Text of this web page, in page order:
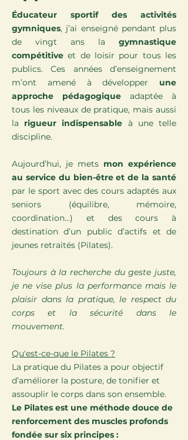
Éducateur sportif des activités
gymniques, j’ai enseigné pendant plus
de vingt ans la gymnastique
compétitive et de loisir pour tous les
publics. Ces années d’enseignement
m’ont amené à développer une
approche pédagogique adaptée à
tous les niveaux de pratique, mais aussi
la rigueur indispensable à une telle
discipline.
Aujourd’hui, je mets mon expérience
au service du bien-être et de la santé
par le sport avec des cours adaptés aux
seniors (équilibre, mémoire,
coordination...) et des cours à
destination d’un public d’actifs et de
jeunes retraités (Pilates).
Toujours à la recherche du geste juste,
je ne vise plus la performance mais le
plaisir dans la pratique, le respect du
corps et la sécurité dans le
mouvement.
Qu'est-ce-que le Pilates ?
La pratique du Pilates a pour objectif
d’améliorer la posture, de tonifier et
assouplir le corps dans son ensemble.
Le Pilates est une méthode douce de
renforcement des muscles profonds
fondée sur six principes :